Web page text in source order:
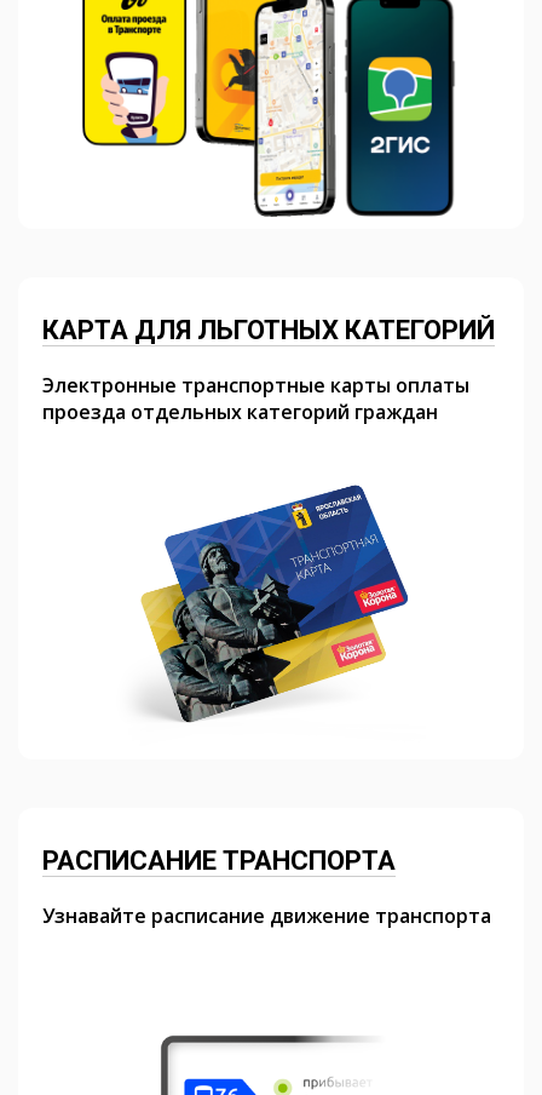
КАРТА ДЛЯ ЛЬГОТНЫХ КАТЕГОРИЙ
Электронные транспортные карты оплаты
проезда отдельных категорий граждан
РАСПИСАНИЕ ТРАНСПОРТА
Узнавайте расписание движение транспорта